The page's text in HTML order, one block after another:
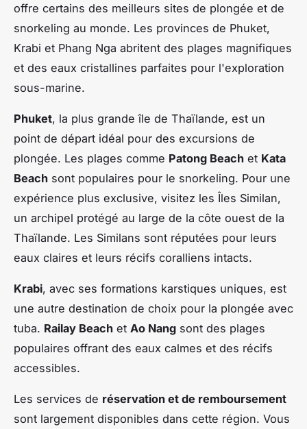
offre certains des meilleurs sites de plongée et de
snorkeling au monde. Les provinces de Phuket,
Krabi et Phang Nga abritent des plages magnifiques
et des eaux cristallines parfaites pour l'exploration
sous-marine.
Phuket, la plus grande île de Thaïlande, est un
point de départ idéal pour des excursions de
plongée. Les plages comme Patong Beach et Kata
Beach sont populaires pour le snorkeling. Pour une
expérience plus exclusive, visitez les Îles Similan,
un archipel protégé au large de la côte ouest de la
Thaïlande. Les Similans sont réputées pour leurs
eaux claires et leurs récifs coralliens intacts.
Krabi, avec ses formations karstiques uniques, est
une autre destination de choix pour la plongée avec
tuba. Railay Beach et Ao Nang sont des plages
populaires offrant des eaux calmes et des récifs
accessibles.
Les services de réservation et de remboursement
sont largement disponibles dans cette région. Vous